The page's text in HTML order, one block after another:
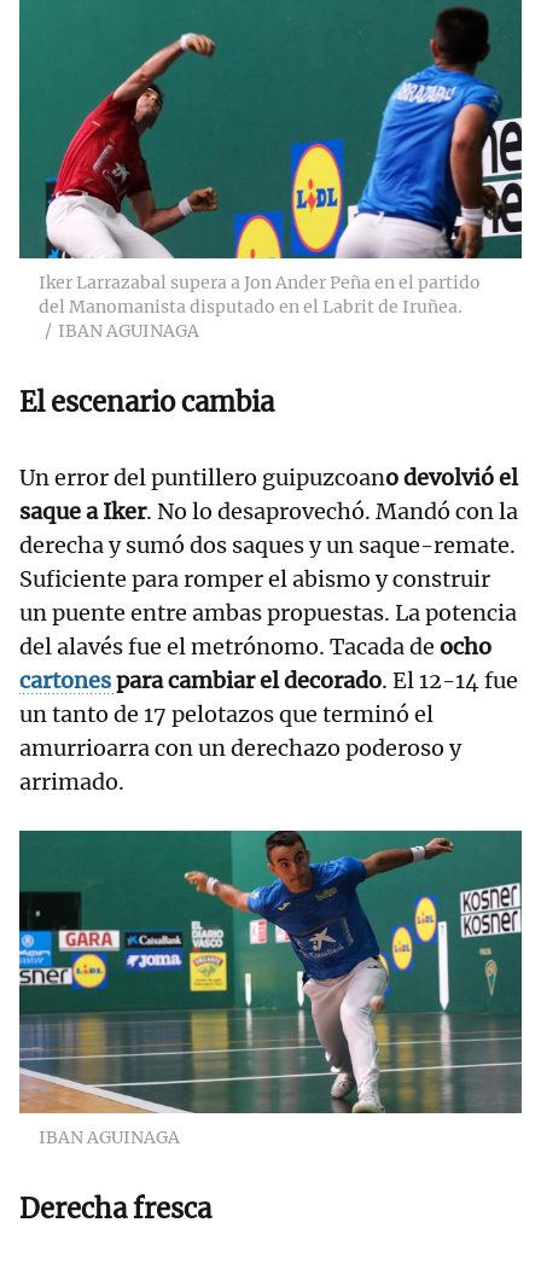
Iker Larrazabal supera a Jon Ander Peña en el partido
del Manomanista disputado en el Labrit de Iruñea.
IBAN AGUINAGA
El escenario cambia
Un error del puntillero guipuzcoano devolvió el
saque a Iker. No lo desaprovechó. Mandó con la
derecha y sumó dos saques y un saque-remate.
Suficiente para romper el abismo y construir
un puente entre ambas propuestas. La potencia
del alavés fue el metrónomo. Tacada de ocho
cartonespara cambiar el decorado. El 12-14 fue
un tanto de 17 pelotazos que terminó el
amurrioarra con un derechazo poderoso y
arrimado.
IBAN AGUINAGA
Derecha fresca